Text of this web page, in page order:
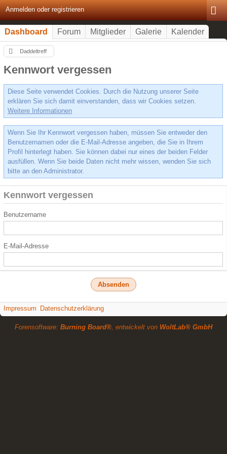
Anmelden oder registrieren
Dashboard Forum Mitglieder Galerie Kalender
Daddeltreff
Kennwort vergessen
Diese Seite verwendet Cookies. Durch die Nutzung unserer Seite
erklären Sie sich damit einverstanden, dass wir Cookies setzen.
Weitere Informationen
Wenn Sie Ihr Kennwort vergessen haben, müssen Sie entweder den
Benutzernamen oder die E-Mail-Adresse angeben, die Sie in Ihrem
Profil hinterlegt haben. Sie können dabei nur eines der beiden Felder
ausfüllen. Wenn Sie beide Daten nicht mehr wissen, wenden Sie sich
bitte an den Administrator.
Kennwort vergessen
Benutzername
E-Mail-Adresse
Impressum Datenschutzerklärung
Forensoftware: Burning Board®, entwickelt von WoltLab® GmbH